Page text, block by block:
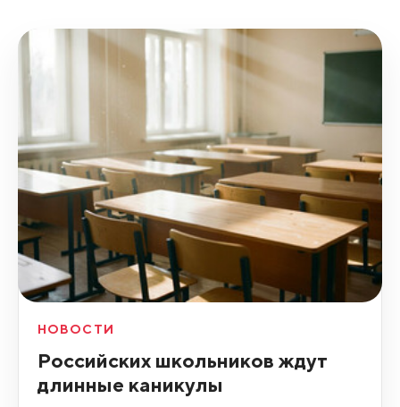
НОВОСТИ
Российских школьников ждут
длинные каникулы